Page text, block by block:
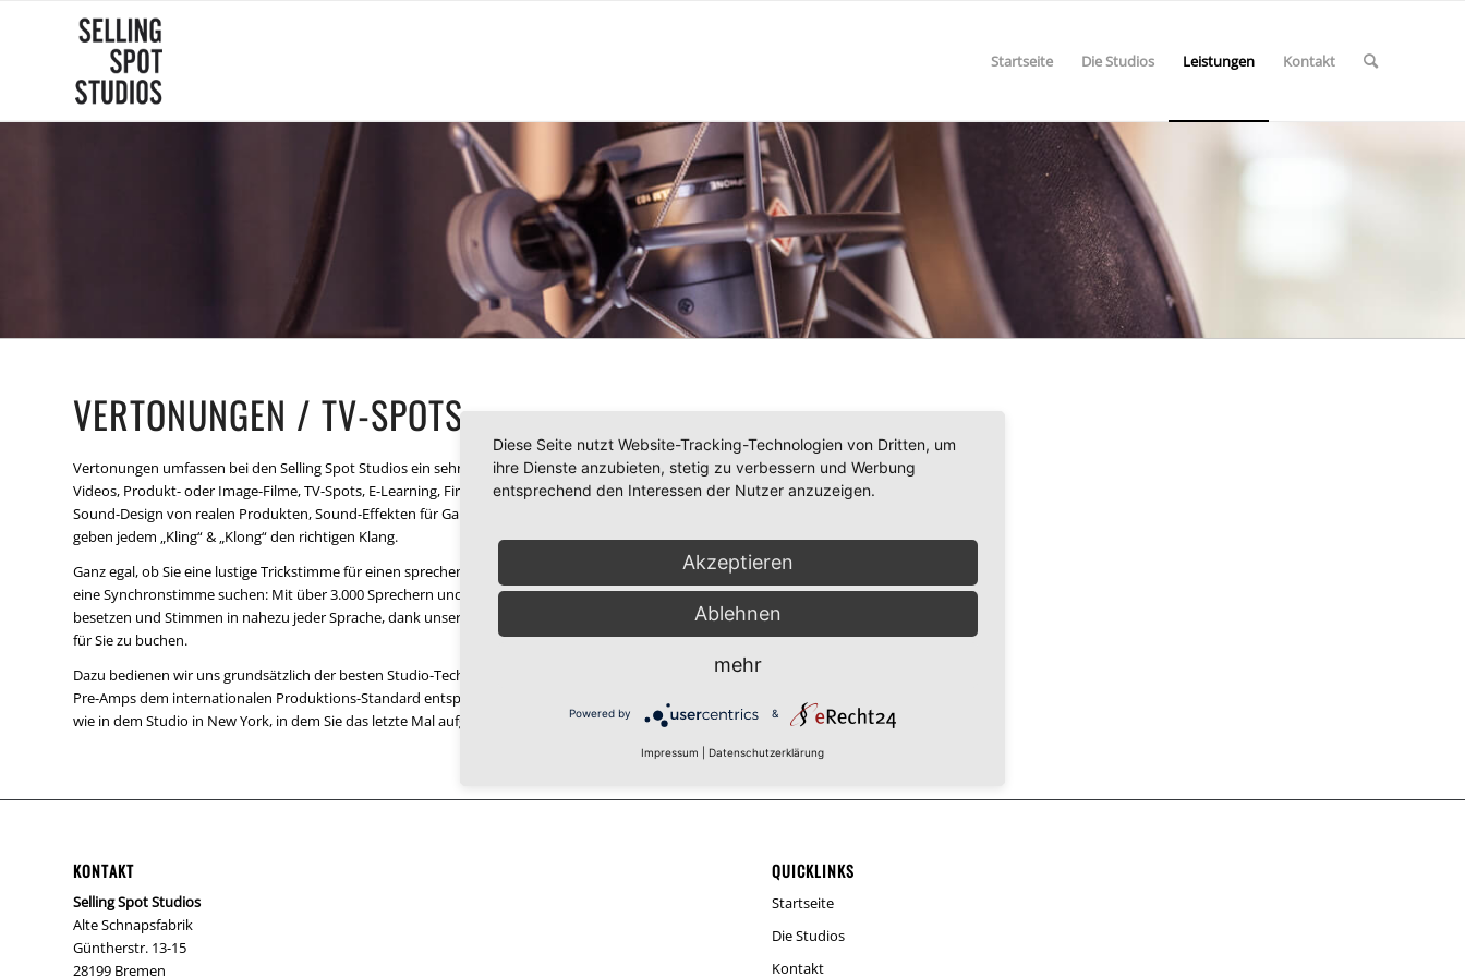
Startseite Die Studios Leistungen Kontakt
VERTONUNGEN / TV-SPOTS
Vertonungen umfassen bei den Selling Spot Studios ein sehr breites Spektrum. Angefangen von Sprachaufnahmen für Erklär-
Videos, Produkt- oder Image-Filme, TV-Spots, E-Learning, Firmen-Podcasts, Game-Synchro, Hörbücher & Hörspiele bis hin zum
Sound-Design von realen Produkten, Sound-Effekten für Games, Animationen sowie komplette Filmsequenzen und Filme. Wir
geben jedem „Kling“ & „Klong“ den richtigen Klang.
Ganz egal, ob Sie eine lustige Trickstimme für einen sprechenden Joghurtbecher, einen sonoren, cineastischen Trailer-Sprecher oder
eine Synchronstimme suchen: Mit über 3.000 Sprechern und Sprecherinnen sind wir in der Lage, jede Sprecher-Rolle perfekt zu
besetzen und Stimmen in nahezu jeder Sprache, dank unseres Partner-Studio-Netzwerkes, weltweit kurzfristig und kostengünstig
für Sie zu buchen.
Dazu bedienen wir uns grundsätzlich der besten Studio-Technik, die mit Pro Tools HDX, Neumann Mikrofonie und Universal Audio
Pre-Amps dem internationalen Produktions-Standard entsprechen. So können Sie sicher sein, dass es bei uns genauso gut klingt,
wie in dem Studio in New York, in dem Sie das letzte Mal aufgenommen haben.
KONTAKT
Selling Spot Studios
Alte Schnapsfabrik
Güntherstr. 13-15
28199 Bremen
QUICKLINKS
Startseite
Die Studios
Kontakt
Diese Seite nutzt Website-Tracking-Technologien von Dritten, um
ihre Dienste anzubieten, stetig zu verbessern und Werbung
entsprechend den Interessen der Nutzer anzuzeigen.
Akzeptieren
Ablehnen
mehr
Powered by &
Impressum Datenschutzerklärung